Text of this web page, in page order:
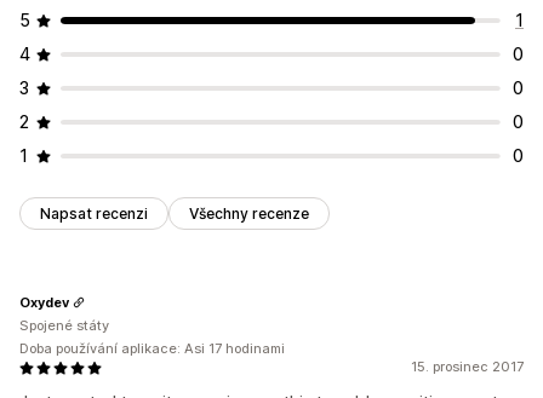
5
1
4
0
3
0
2
0
1
0
Napsat recenzi Všechny recenze
15. prosinec 2017
Oxydev
Spojené státy
Doba používání aplikace: Asi 17 hodinami